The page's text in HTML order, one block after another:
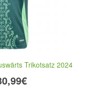
Trikotsatz 2024